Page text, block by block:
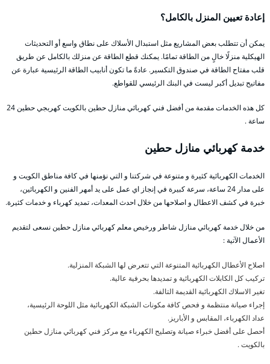
إعادة تعيين المنزل بالكامل؟
يمكن أن تتطلب بعض المشاريع مثل استبدال الأسلاك على نطاق واسع أو التحديثات
الهيكلية منزلًا خالٍ من الطاقة تمامًا. يمكنك قطع الطاقة عن منزلك بالكامل عن طريق
قلب مفتاح الطاقة في صندوق التكسير. عادةً ما تكون أنابيب الطاقة الرئيسية عبارة عن
مفاتيح تبديل أكبر ليست في البنك الرئيسي للقواطع.
كل هذه الخدمات مقدمة من أفضل فني كهربائي منازل حطين بالكويت كهربجي حطين 24
ساعة .
خدمة كهربائي منازل حطين
الخدمات الكهربائية كثيرة و متنوعة في شركتنا و التي نؤمنها في كافة مناطق الكويت و
على مدار 24 ساعة، سرعة كبيرة في إنجاز اي عمل على يد أمهر الفنين و الكهربائين،
خبرة في كشف الاعطال و اصلاحها من خلال احدث المعدات، تمديد كهرباء و خدمات كثيرة.
من خلال خدمة كهربائي منازل شاطر ورخيص معلم كهربائي منازل حطين نسعى لتقديم
الأعمال الآتية :
اصلاح الأعطال الكهربائية المتنوعة التي تتعرض لها الشبكة المنزلية.
تركيب كل الكابلات الكهربائية و تمديدها بحرفية عالية.
تغير الاسلاك الكهربائية القديمة التالفة.
إجراء صيانة منتظمة و فحص كافة مكونات الشبكة الكهربائية مثل اللوحة الرئيسية،
عداد الكهرباء، المقابس و الأباريز.
أحصل على أفضل خبراء صيانة وتصليح الكهرباء مع مركز فني كهربائي منازل حطين
بالكويت .